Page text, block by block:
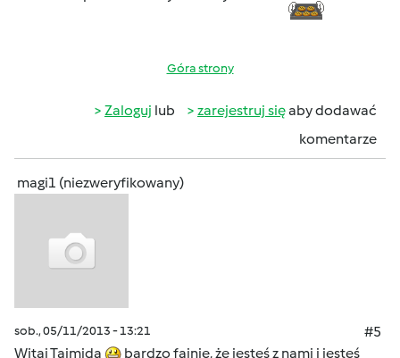
Góra strony
Zaloguj lub zarejestruj sięaby dodawać
komentarze
magi1 (niezweryfikowany)
sob., 05/11/2013 - 13:21
#5
Witaj Tajmida
bardzo fajnie, że jesteś z nami i jesteś